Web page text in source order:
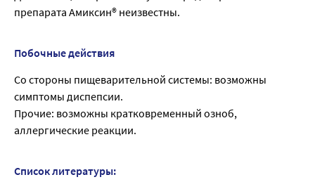
препарата Амиксин® неизвестны.
Побочные действия
Со стороны пищеварительной системы: возможны
симптомы диспепсии.
Прочие: возможны кратковременный озноб,
аллергические реакции.
Список литературы: